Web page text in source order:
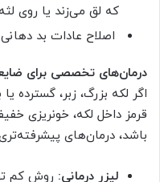
که لق می‌زند یا روی
اصلاح عادات بد
درمان‌های تخصصی برای
اگر لکه بزرگ، زبر، گسترده
قرمز داخل لکه، خونریزی
باشد، درمان‌های
لیزر درمانی: روش کم